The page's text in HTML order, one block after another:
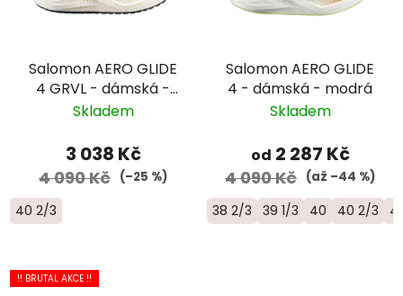
Salomon AERO GLIDE
4 GRVL - dámská -
modrá/růžová
Skladem
3 038 Kč
4 090 Kč (–25 %)
40 2/3
Salomon AERO GLIDE
4 - dámská - modrá
Skladem
od 2 287 Kč
4 090 Kč (až –44 %)
38 2/3 39 1/3 40 40 2/3
!! BRUTAL AKCE !!